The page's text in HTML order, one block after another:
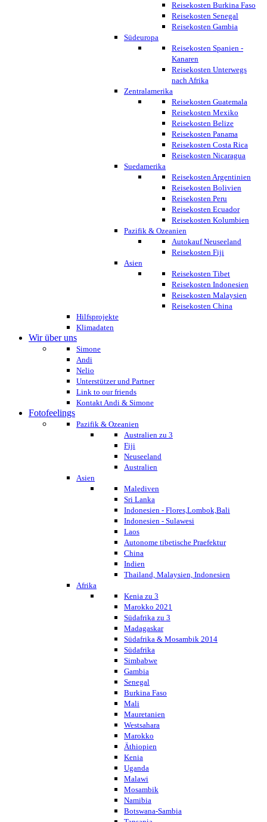
Reisekosten Burkina Faso
Reisekosten Senegal
Reisekosten Gambia
Südeuropa
Reisekosten Spanien -
Kanaren
Reisekosten Unterwegs
nach Afrika
Zentralamerika
Reisekosten Guatemala
Reisekosten Mexiko
Reisekosten Belize
Reisekosten Panama
Reisekosten Costa Rica
Reisekosten Nicaragua
Suedamerika
Reisekosten Argentinien
Reisekosten Bolivien
Reisekosten Peru
Reisekosten Ecuador
Reisekosten Kolumbien
Pazifik & Ozeanien
Autokauf Neuseeland
Reisekosten Fiji
Asien
Reisekosten Tibet
Reisekosten Indonesien
Reisekosten Malaysien
Reisekosten China
Hilfsprojekte
Klimadaten
Wir über uns
Simone
Andi
Nelio
Unterstützer und Partner
Link to our friends
Kontakt Andi & Simone
Fotofeelings
Pazifik & Ozeanien
Australien zu 3
Fiji
Neuseeland
Australien
Asien
Malediven
Sri Lanka
Indonesien - Flores,Lombok,Bali
Indonesien - Sulawesi
Laos
Autonome tibetische Praefektur
China
Indien
Thailand, Malaysien, Indonesien
Afrika
Kenia zu 3
Marokko 2021
Südafrika zu 3
Madagaskar
Südafrika & Mosambik 2014
Südafrika
Simbabwe
Gambia
Senegal
Burkina Faso
Mali
Mauretanien
Westsahara
Marokko
Äthiopien
Kenia
Uganda
Malawi
Mosambik
Namibia
Botswana-Sambia